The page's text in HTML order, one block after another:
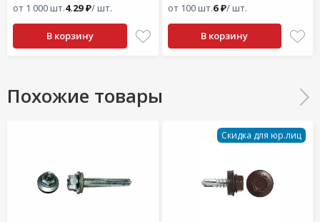
от 1 000 шт.4.29 ₽/ шт.
В корзину
от 100 шт.6 ₽/ шт.
В корзину
Похожие товары
Скидка для юр.лиц